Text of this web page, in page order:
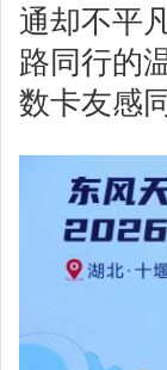
通却不平
路同行的
数卡友感